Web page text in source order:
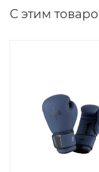
С этим